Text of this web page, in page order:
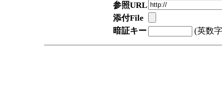
参照URL
添付File
暗証キー
(英数